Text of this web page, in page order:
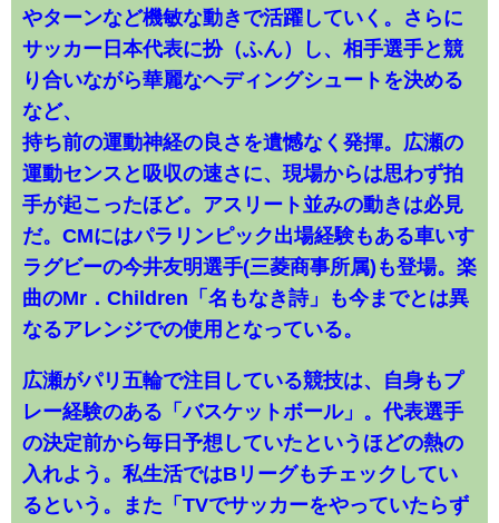
やターンなど機敏な動きで活躍していく。さらに
サッカー日本代表に扮（ふん）し、相手選手と競
り合いながら華麗なヘディングシュートを決める
など、
持ち前の運動神経の良さを遺憾なく発揮。広瀬の
運動センスと吸収の速さに、現場からは思わず拍
手が起こったほど。アスリート並みの動きは必見
だ。CMにはパラリンピック出場経験もある車いす
ラグビーの今井友明選手(三菱商事所属)も登場。楽
曲のMr．Children「名もなき詩」も今までとは異
なるアレンジでの使用となっている。
広瀬がパリ五輪で注目している競技は、自身もプ
レー経験のある「バスケットボール」。代表選手
の決定前から毎日予想していたというほどの熱の
入れよう。私生活ではBリーグもチェックしてい
るという。また「TVでサッカーをやっていたらず